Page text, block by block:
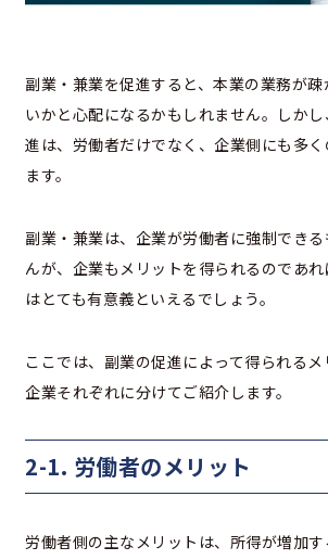
副業・兼業を促進すると、本業の業務が
いかと心配になるかもしれません。しか
進は、労働者だけでなく、企業側にも多く
ます。
副業・兼業は、企業が労働者に強制でき
んが、企業もメリットを得られるのであ
はとても有意義といえるでしょう。
ここでは、副業の促進によって得られるメ
企業それぞれに分けてご紹介します。
2-1. 労働者のメリット
労働者側の主なメリットは、所得が増加す